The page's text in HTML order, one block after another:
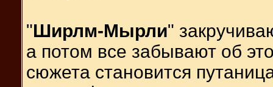
"Ширлм-Мырли"
а потом все забывают об
сюжета становится